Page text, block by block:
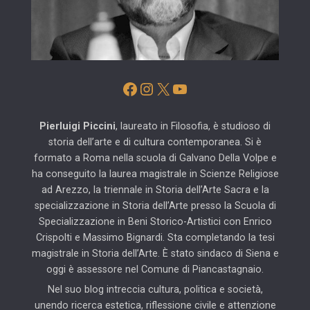
Facebook
Instagram
X YouTube
Pierluigi Piccini, laureato in Filosofia, è studioso di
storia dell’arte e di cultura contemporanea. Si è
formato a Roma nella scuola di Galvano Della Volpe e
ha conseguito la laurea magistrale in Scienze Religiose
ad Arezzo, la triennale in Storia dell’Arte Sacra e la
specializzazione in Storia dell’Arte presso la Scuola di
Specializzazione in Beni Storico-Artistici con Enrico
Crispolti e Massimo Bignardi. Sta completando la tesi
magistrale in Storia dell’Arte. È stato sindaco di Siena e
oggi è assessore nel Comune di Piancastagnaio.
Nel suo blog intreccia cultura, politica e società,
unendo ricerca estetica, riflessione civile e attenzione